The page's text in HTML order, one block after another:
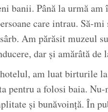
banii. Până la urmă am
care intrau. Să-
Am părăsit muzeul
dar și amărâtă de
am luat birturile
pentru a folosi baia.
și bunăvoință. În